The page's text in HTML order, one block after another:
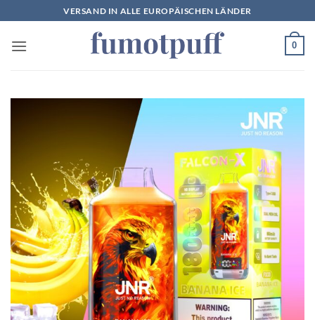
Inhalt
springen
VERSAND IN ALLE EUROPÄISCHEN LÄNDER
0